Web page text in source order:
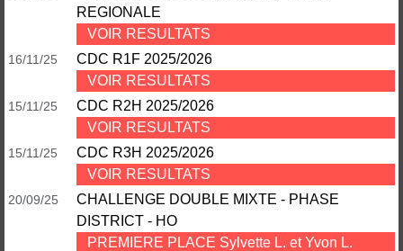
REGIONALE
VOIR RESULTATS
16/11/25
CDC R1F 2025/2026
VOIR RESULTATS
15/11/25
CDC R2H 2025/2026
VOIR RESULTATS
15/11/25
CDC R3H 2025/2026
VOIR RESULTATS
20/09/25
CHALLENGE DOUBLE MIXTE - PHASE
DISTRICT - HO
PREMIERE PLACE Sylvette L. et Yvon L.